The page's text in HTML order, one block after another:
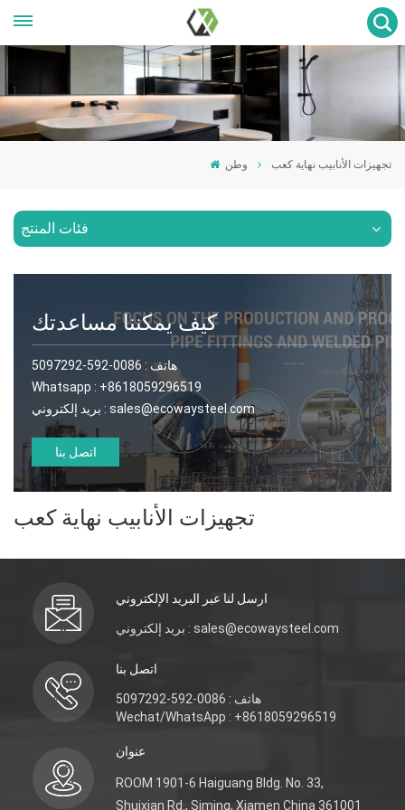
وطن تجهيزات الأنابيب نهاية كعب
فئات المنتج
كيف يمكننا مساعدتك
هاتف : 0086-592-5097292
Whatsapp : +8618059296519
بريد إلكتروني : sales@ecowaysteel.com
اتصل بنا
تجهيزات الأنابيب نهاية كعب
ارسل لنا عبر البريد الإلكتروني
بريد إلكتروني : sales@ecowaysteel.com
اتصل بنا
هاتف : 0086-592-5097292
Wechat/WhatsApp : +8618059296519
عنوان
ROOM 1901-6 Haiguang Bldg. No. 33,
Shuixian Rd., Siming, Xiamen China 361001